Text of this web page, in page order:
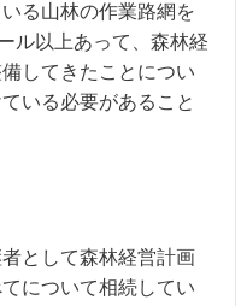
る山林の作業路網を
ル以上あって、森林経
してきたことについ
いる必要があること
として森林経営計画
について相続してい